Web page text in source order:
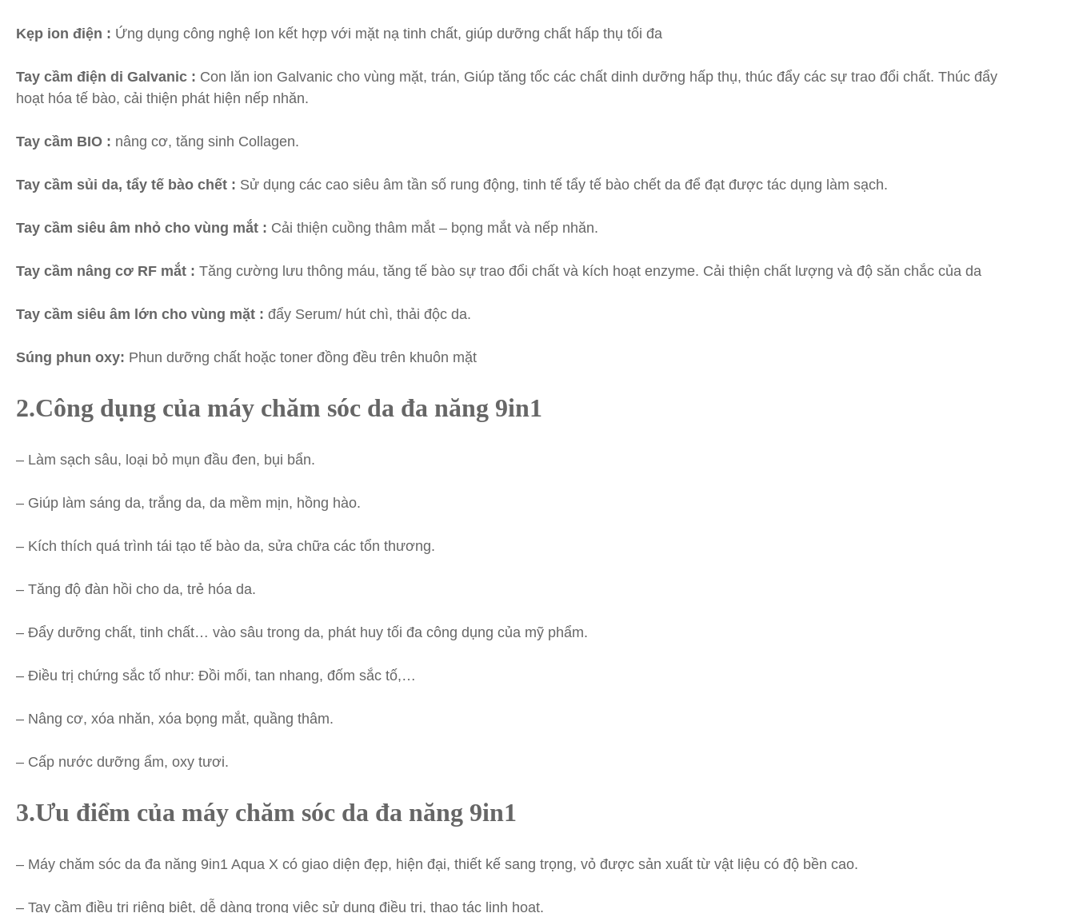
Kẹp ion điện : Ứng dụng công nghệ Ion kết hợp với mặt nạ tinh chất, giúp dưỡng chất hấp thụ tối đa
Tay cầm điện di Galvanic : Con lăn ion Galvanic cho vùng mặt, trán, Giúp tăng tốc các chất dinh dưỡng hấp thụ, thúc đẩy các sự trao đổi chất. Thúc đẩy
hoạt hóa tế bào, cải thiện phát hiện nếp nhăn.
Tay cầm BIO : nâng cơ, tăng sinh Collagen.
Tay cầm sủi da, tẩy tế bào chết : Sử dụng các cao siêu âm tần số rung động, tinh tế tẩy tế bào chết da để đạt được tác dụng làm sạch.
Tay cầm siêu âm nhỏ cho vùng mắt : Cải thiện cuồng thâm mắt – bọng mắt và nếp nhăn.
Tay cầm nâng cơ RF mắt : Tăng cường lưu thông máu, tăng tế bào sự trao đổi chất và kích hoạt enzyme. Cải thiện chất lượng và độ săn chắc của da
Tay cầm siêu âm lớn cho vùng mặt : đẩy Serum/ hút chì, thải độc da.
Súng phun oxy: Phun dưỡng chất hoặc toner đồng đều trên khuôn mặt
2.Công dụng của máy chăm sóc da đa năng 9in1
– Làm sạch sâu, loại bỏ mụn đầu đen, bụi bẩn.
– Giúp làm sáng da, trắng da, da mềm mịn, hồng hào.
– Kích thích quá trình tái tạo tế bào da, sửa chữa các tổn thương.
– Tăng độ đàn hồi cho da, trẻ hóa da.
– Đẩy dưỡng chất, tinh chất… vào sâu trong da, phát huy tối đa công dụng của mỹ phẩm.
– Điều trị chứng sắc tố như: Đồi mối, tan nhang, đốm sắc tố,…
– Nâng cơ, xóa nhăn, xóa bọng mắt, quầng thâm.
– Cấp nước dưỡng ẩm, oxy tươi.
3.Ưu điểm của máy chăm sóc da đa năng 9in1
– Máy chăm sóc da đa năng 9in1 Aqua X có giao diện đẹp, hiện đại, thiết kế sang trọng, vỏ được sản xuất từ vật liệu có độ bền cao.
– Tay cầm điều trị riêng biệt, dễ dàng trong việc sử dụng điều trị, thao tác linh hoạt.